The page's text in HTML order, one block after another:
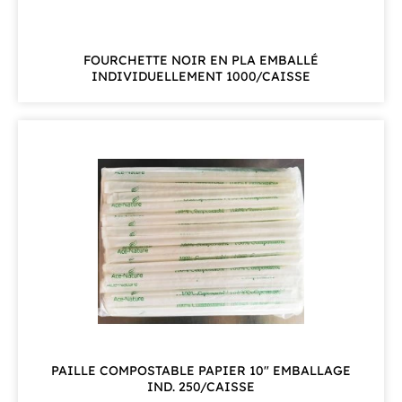
FOURCHETTE NOIR EN PLA EMBALLÉ
INDIVIDUELLEMENT 1000/CAISSE
PAILLE COMPOSTABLE PAPIER 10" EMBALLAGE
IND. 250/CAISSE